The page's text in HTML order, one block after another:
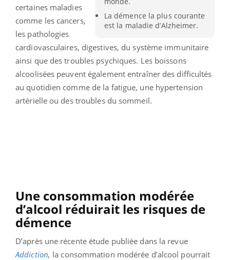
La démence la plus courante
est la maladie d’Alzheimer.
certaines maladies
comme les cancers,
les pathologies
cardiovasculaires, digestives, du système immunitaire
ainsi que des troubles psychiques. Les boissons
alcoolisées peuvent également entraîner des difficultés
au quotidien comme de la fatigue, une hypertension
artérielle ou des troubles du sommeil.
Une consommation modérée
d’alcool réduirait les risques de
démence
D’après une récente étude publiée dans la revue
Addiction, la consommation modérée d’alcool pourrait